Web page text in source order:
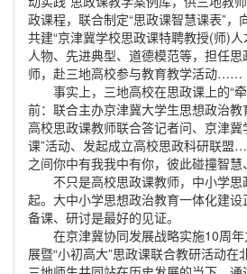
政课程，联合制定“思政课智慧课表”，
共建“京津冀学校思政课特聘教授(师)
人物、先进典型、道德模范等，担任
师，赴三地高校参与教育教学活动……
事实上，三地高校在思政课上的“
前：联合主办京津冀大学生思想政治
高校思政课教师联合答记者问、京津冀
课”活动、发起成立高校思政科研联
之间你中有我我中有你，彼此碰撞智慧
不只是高校思政课教师，中小学
起。大中小学思想政治教育一体化建
备课、研讨是最好的见证。
在京津冀协同发展战略实施10周
展暨“小初高大”思政课联合教研活动在